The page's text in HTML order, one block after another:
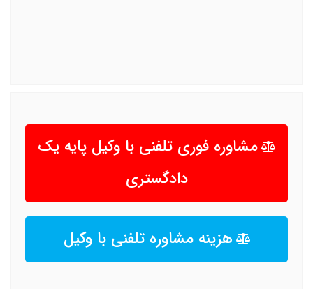
مشاوره فوری تلفنی با وکیل پایه یک
دادگستری
هزینه مشاوره تلفنی با وکیل